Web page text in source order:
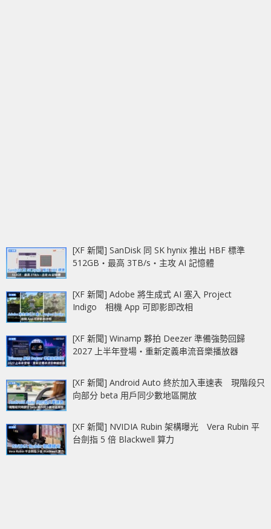
[XF 新聞] SanDisk 同 SK hynix 推出 HBF 標準
512GB‧最高 3TB/s‧主攻 AI 記憶體
[XF 新聞] Adobe 將生成式 AI 塞入 Project
Indigo 相機 App 可即影即改相
[XF 新聞] Winamp 夥拍 Deezer 準備強勢回歸
2027 上半年登場‧重新定義串流音樂播放器
[XF 新聞] Android Auto 終於加入車速表 現階段只
向部分 beta 用戶同少數地區開放
[XF 新聞] NVIDIA Rubin 架構曝光 Vera Rubin 平
台劍指 5 倍 Blackwell 算力